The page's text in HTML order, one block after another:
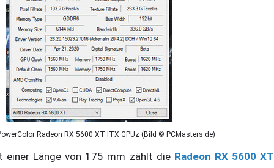
Radeon RX 5600 XT ITX GPUz (Bild © PCMasters.de)
einer Länge von 175 mm zählt die Radeon RX 5600 XT